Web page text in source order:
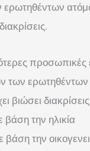
ερωτηθέντων
προσωπικές
των
βιώσει
βάση την ηλικία
βάση την